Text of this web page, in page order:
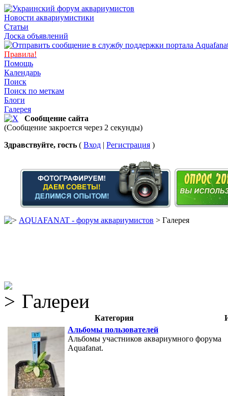
Новости аквариумистики
Статьи
Доска объявлений
Правила!
Помощь
Календарь
Поиск
Поиск по меткам
Блоги
Галерея
Сообщение сайта
(Сообщение закроется через 2 секунды)
Здравствуйте, гость ( Вход | Регистрация )
AQUAFANAT - форум аквариумистов > Галерея
Галереи
Категория
Альбомы пользователей
Альбомы участников аквариумного форума
Aquafanat.